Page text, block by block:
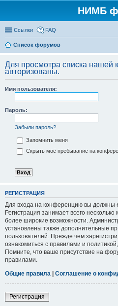
НИМБ
Ссылки FAQ
Список форумов
Для просмотра списка
авторизованы.
Имя пользователя:
Пароль:
Забыли пароль?
Запомнить меня
Скрыть моё пребывание на
РЕГИСТРАЦИЯ
Для входа на конференцию вы должны
Регистрация занимает всего
более широкие возможности.
установлены также дополнительные
пользователей. Прежде чем
ознакомиться с правилами и
Помните, что ваше присутствие на
правилами.
Общие правила | Соглашение о
Регистрация